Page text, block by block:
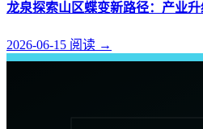
龙泉探索山区蝶变新路径：产业
2026-06-15 阅读 →